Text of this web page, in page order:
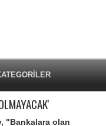
"Bankalara olan